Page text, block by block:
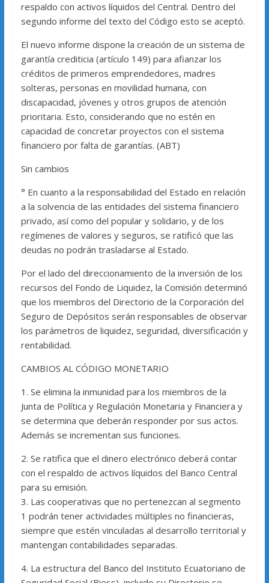
respaldo con activos líquidos del Central. Dentro del
segundo informe del texto del Código esto se aceptó.
El nuevo informe dispone la creación de un sistema de
garantía crediticia (artículo 149) para afianzar los
créditos de primeros emprendedores, madres
solteras, personas en movilidad humana, con
discapacidad, jóvenes y otros grupos de atención
prioritaria. Esto, considerando que no estén en
capacidad de concretar proyectos con el sistema
financiero por falta de garantías. (ABT)
Sin cambios
° En cuanto a la responsabilidad del Estado en relación
a la solvencia de las entidades del sistema financiero
privado, así como del popular y solidario, y de los
regímenes de valores y seguros, se ratificó que las
deudas no podrán trasladarse al Estado.
Por el lado del direccionamiento de la inversión de los
recursos del Fondo de Liquidez, la Comisión determinó
que los miembros del Directorio de la Corporación del
Seguro de Depósitos serán responsables de observar
los parámetros de liquidez, seguridad, diversificación y
rentabilidad.
CAMBIOS AL CÓDIGO MONETARIO
1. Se elimina la inmunidad para los miembros de la
Junta de Política y Regulación Monetaria y Financiera y
se determina que deberán responder por sus actos.
Además se incrementan sus funciones.
2. Se ratifica que el dinero electrónico deberá contar
con el respaldo de activos líquidos del Banco Central
para su emisión.
3. Las cooperativas que no pertenezcan al segmento
1 podrán tener actividades múltiples no financieras,
siempre que estén vinculadas al desarrollo territorial y
mantengan contabilidades separadas.
4. La estructura del Banco del Instituto Ecuatoriano de